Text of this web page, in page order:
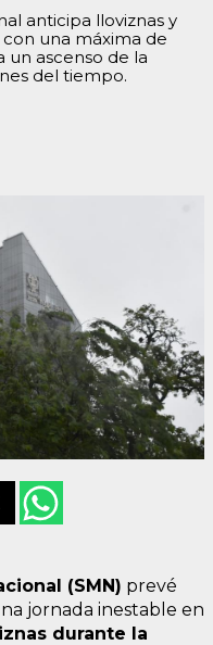
anticipa lloviznas y
con una máxima de
un ascenso de la
del tiempo.
(SMN) prevé
jornada inestable en
durante la